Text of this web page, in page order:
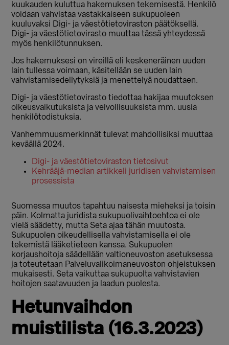
kuukauden kuluttua hakemuksen tekemisestä. Henkilö
voidaan vahvistaa vastakkaiseen sukupuoleen
kuuluvaksi Digi- ja väestötietoviraston päätöksellä.
Digi- ja väestötietovirasto muuttaa tässä yhteydessä
myös henkilötunnuksen.
Jos hakemuksesi on vireillä eli keskeneräinen uuden
lain tullessa voimaan, käsitellään se uuden lain
vahvistamisedellytyksiä ja menettelyä noudattaen.
Digi- ja väestötietovirasto tiedottaa hakijaa muutoksen
oikeusvaikutuksista ja velvollisuuksista mm. uusia
henkilötodistuksia.
Vanhemmuusmerkinnät tulevat mahdollisiksi muuttaa
keväällä 2024.
Digi- ja väestötietoviraston tietosivut
Kehrääjä-median artikkeli juridisen vahvistamisen
prosessista
Suomessa muutos tapahtuu naisesta mieheksi ja toisin
päin. Kolmatta juridista sukupuolivaihtoehtoa ei ole
vielä säädetty, mutta Seta ajaa tähän muutosta.
Sukupuolen oikeudellisella vahvistamisella ei ole
tekemistä lääketieteen kanssa. Sukupuolen
korjaushoitoja säädellään valtioneuvoston asetuksessa
ja toteutetaan Palveluvalikoimaneuvoston ohjeistuksen
mukaisesti. Seta vaikuttaa sukupuolta vahvistavien
hoitojen saatavuuden ja laadun puolesta.
Hetunvaihdon
muistilista (16.3.2023)